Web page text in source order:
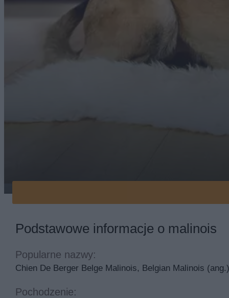
Podstawowe informacje o malinois
Popularne nazwy:
Chien De Berger Belge Malinois, Belgian Malinois (ang.)
Pochodzenie: